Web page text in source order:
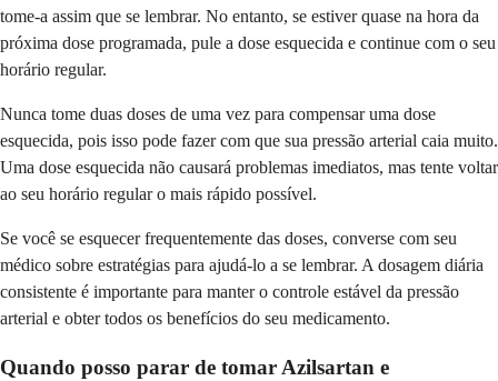
tome-a assim que se lembrar. No entanto, se estiver quase na hora da
próxima dose programada, pule a dose esquecida e continue com o seu
horário regular.
Nunca tome duas doses de uma vez para compensar uma dose
esquecida, pois isso pode fazer com que sua pressão arterial caia muito.
Uma dose esquecida não causará problemas imediatos, mas tente voltar
ao seu horário regular o mais rápido possível.
Se você se esquecer frequentemente das doses, converse com seu
médico sobre estratégias para ajudá-lo a se lembrar. A dosagem diária
consistente é importante para manter o controle estável da pressão
arterial e obter todos os benefícios do seu medicamento.
Quando posso parar de tomar Azilsartan e